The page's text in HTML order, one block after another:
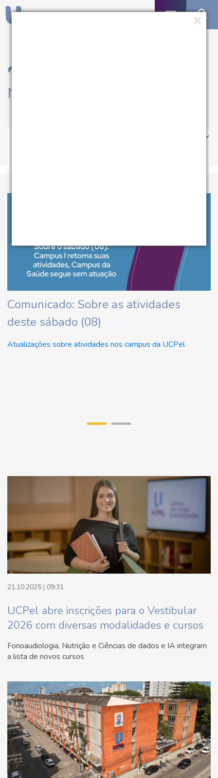
Notícias
Comunicado: Sobre as atividades
deste sábado (08)
Atualizações sobre atividades nos campus da UCPel
21.10.2025 | 09:31
UCPel abre inscrições para o Vestibular
2026 com diversas modalidades e cursos
Fonoaudiologia, Nutrição e Ciências de dados e IA integram
a lista de novos cursos